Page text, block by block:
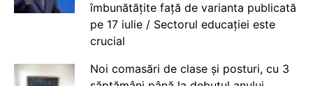
îmbunătățite față de varianta publicată
pe 17 iulie / Sectorul educației este
crucial
Noi comasări de clase și posturi, cu 3